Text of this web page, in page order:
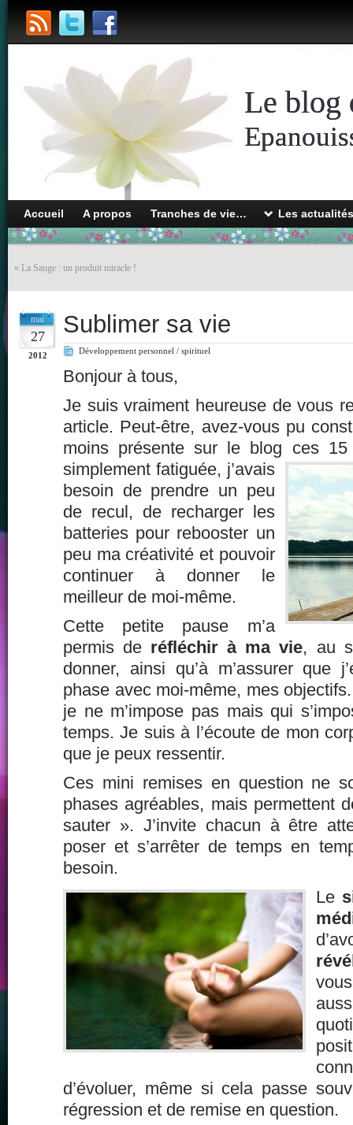
Le blog
Accueil A propos Tranches de vie… Les
« La Sauge : un produit miracle !
mai
27
2012
Sublimer sa vie
Développement personnel / spirituel
Bonjour à tous,
Je suis vraiment heureuse de vous
article. Peut-être, avez-vous pu
moins présente sur le blog ces15
simplement fatiguée, j’avais
besoin de prendre un peu
de recul, de recharger les
batteries pour rebooster un
peu ma créativité et pouvoir
continuer à donner le
meilleur de moi-même.
Cette petite pause m’a
permis de réfléchir à ma vie, au
donner, ainsi qu’à m’assurer que
phase avec moi-même, mes
je ne m’impose pas mais qui
temps. Je suis à l’écoute de mon
que je peux ressentir.
Ces mini remises en question ne
phases agréables, mais permettent
sauter ». J’invite chacun à être
poser et s’arrêter de temps en
besoin.
Le
d’évoluer, même si cela passe
régression et de remise en question.